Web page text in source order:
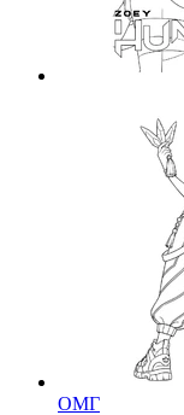
ОМГ